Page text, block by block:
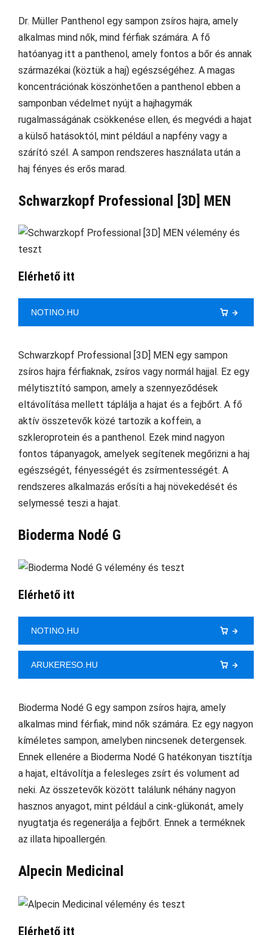
Dr. Müller Panthenol egy sampon zsíros hajra, amely
alkalmas mind nők, mind férfiak számára. A fő
hatóanyag itt a panthenol, amely fontos a bőr és annak
származékai (köztük a haj) egészségéhez. A magas
koncentrációnak köszönhetően a panthenol ebben a
samponban védelmet nyújt a hajhagymák
rugalmasságának csökkenése ellen, és megvédi a hajat
a külső hatásoktól, mint például a napfény vagy a
szárító szél. A sampon rendszeres használata után a
haj fényes és erős marad.
Schwarzkopf Professional [3D] MEN
Elérhető itt
NOTINO.HU
Schwarzkopf Professional [3D] MEN egy sampon
zsíros hajra férfiaknak, zsíros vagy normál hajjal. Ez egy
mélytisztító sampon, amely a szennyeződések
eltávolítása mellett táplálja a hajat és a fejbőrt. A fő
aktív összetevők közé tartozik a koffein, a
szkleroprotein és a panthenol. Ezek mind nagyon
fontos tápanyagok, amelyek segítenek megőrizni a haj
egészségét, fényességét és zsírmentességét. A
rendszeres alkalmazás erősíti a haj növekedését és
selymessé teszi a hajat.
Bioderma Nodé G
Elérhető itt
NOTINO.HU
ARUKERESO.HU
Bioderma Nodé G egy sampon zsíros hajra, amely
alkalmas mind férfiak, mind nők számára. Ez egy nagyon
kíméletes sampon, amelyben nincsenek detergensek.
Ennek ellenére a Bioderma Nodé G hatékonyan tisztítja
a hajat, eltávolítja a felesleges zsírt és volument ad
neki. Az összetevők között találunk néhány nagyon
hasznos anyagot, mint például a cink-glükonát, amely
nyugtatja és regenerálja a fejbőrt. Ennek a terméknek
az illata hipoallergén.
Alpecin Medicinal
Elérhető itt